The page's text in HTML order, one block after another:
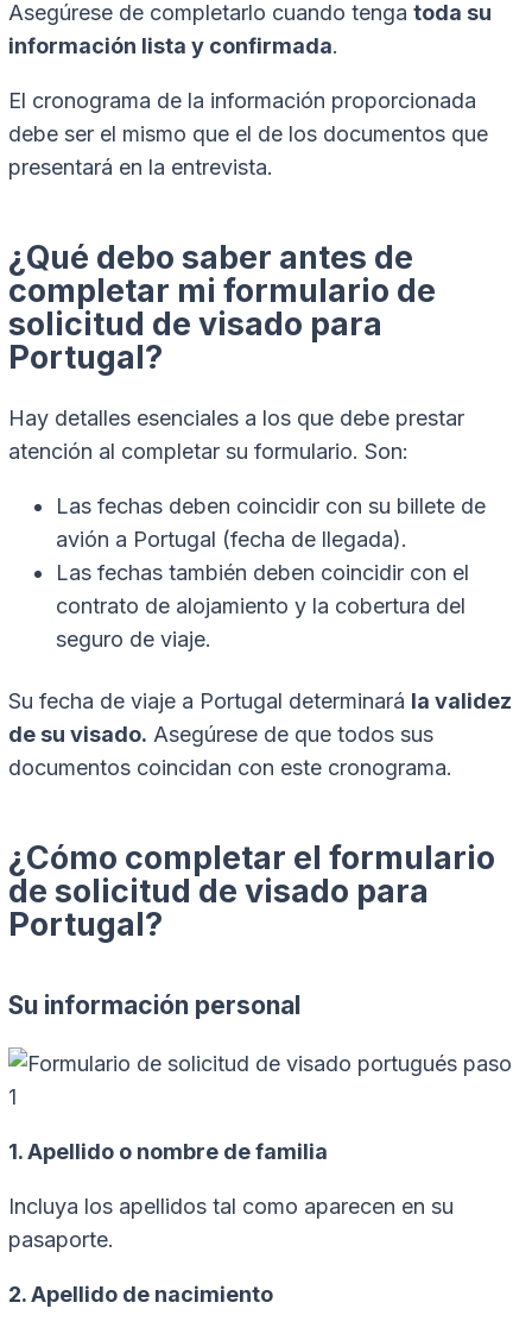
Asegúrese de completarlo cuando tenga toda su
información lista y confirmada.
El cronograma de la información proporcionada
debe ser el mismo que el de los documentos que
presentará en la entrevista.
¿Qué debo saber antes de
completar mi formulario de
solicitud de visado para
Portugal?
Hay detalles esenciales a los que debe prestar
atención al completar su formulario. Son:
Las fechas deben coincidir con su billete de
avión a Portugal (fecha de llegada).
Las fechas también deben coincidir con el
contrato de alojamiento y la cobertura del
seguro de viaje.
Su fecha de viaje a Portugal determinará la validez
de su visado. Asegúrese de que todos sus
documentos coincidan con este cronograma.
¿Cómo completar el formulario
de solicitud de visado para
Portugal?
Su información personal
1. Apellido o nombre de familia
Incluya los apellidos tal como aparecen en su
pasaporte.
2. Apellido de nacimiento